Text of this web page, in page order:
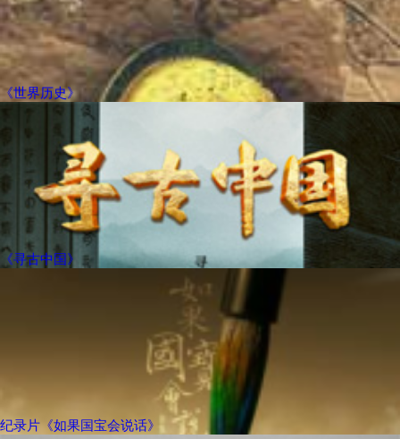
《世界历史》
《寻古中国》
纪录片《如果国宝会说话》